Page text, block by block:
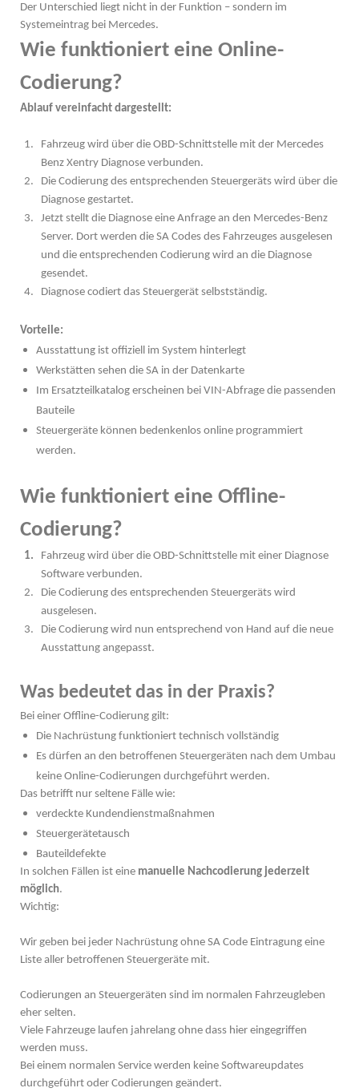
Der Unterschied liegt nicht in der Funktion – sondern im
Systemeintrag bei Mercedes.
Wie funktioniert eine Online-
Codierung?
Ablauf vereinfacht dargestellt:
Fahrzeug wird über die OBD-Schnittstelle mit der Mercedes
Benz Xentry Diagnose verbunden.
Die Codierung des entsprechenden Steuergeräts wird über die
Diagnose gestartet.
Jetzt stellt die Diagnose eine Anfrage an den Mercedes-Benz
Server. Dort werden die SA Codes des Fahrzeuges ausgelesen
und die entsprechenden Codierung wird an die Diagnose
gesendet.
Diagnose codiert das Steuergerät selbstständig.
Vorteile:
Ausstattung ist offiziell im System hinterlegt
Werkstätten sehen die SA in der Datenkarte
Im Ersatzteilkatalog erscheinen bei VIN-Abfrage die passenden
Bauteile
Steuergeräte können bedenkenlos online programmiert
werden.
Wie funktioniert eine Offline-
Codierung?
Fahrzeug wird über die OBD-Schnittstelle mit einer Diagnose
Software verbunden.
Die Codierung des entsprechenden Steuergeräts wird
ausgelesen.
Die Codierung wird nun entsprechend von Hand auf die neue
Ausstattung angepasst.
Was bedeutet das in der Praxis?
Bei einer Offline-Codierung gilt:
Die Nachrüstung funktioniert technisch vollständig
Es dürfen an den betroffenen Steuergeräten nach dem Umbau
keine Online-Codierungen durchgeführt werden.
Das betrifft nur seltene Fälle wie:
verdeckte Kundendienstmaßnahmen
Steuergerätetausch
Bauteildefekte
In solchen Fällen ist eine manuelle Nachcodierung jederzeit
möglich.
Wichtig:
Wir geben bei jeder Nachrüstung ohne SA Code Eintragung eine
Liste aller betroffenen Steuergeräte mit.
Codierungen an Steuergeräten sind im normalen Fahrzeugleben
eher selten.
Viele Fahrzeuge laufen jahrelang ohne dass hier eingegriffen
werden muss.
Bei einem normalen Service werden keine Softwareupdates
durchgeführt oder Codierungen geändert.